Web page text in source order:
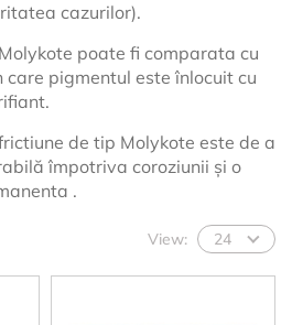
cazurilor).
poate fi comparata cu
pigmentul este înlocuit cu
de tip Molykote este de a
împotriva coroziunii și o
.
View: 24